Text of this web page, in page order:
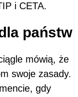
i CETA.
państw
mówią, że
swoje zasady.
gdy